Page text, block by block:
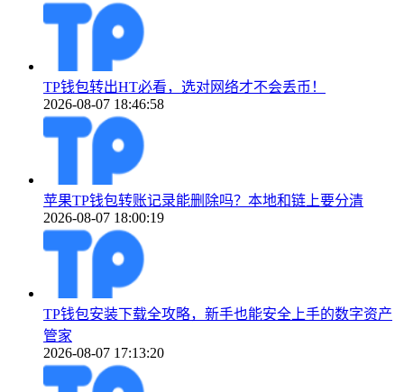
TP钱包转出HT必看，选对网络才不会丢币！
2026-08-07 18:46:58
苹果TP钱包转账记录能删除吗？本地和链上要分清
2026-08-07 18:00:19
TP钱包安装下载全攻略，新手也能安全上手的数字资产
管家
2026-08-07 17:13:20